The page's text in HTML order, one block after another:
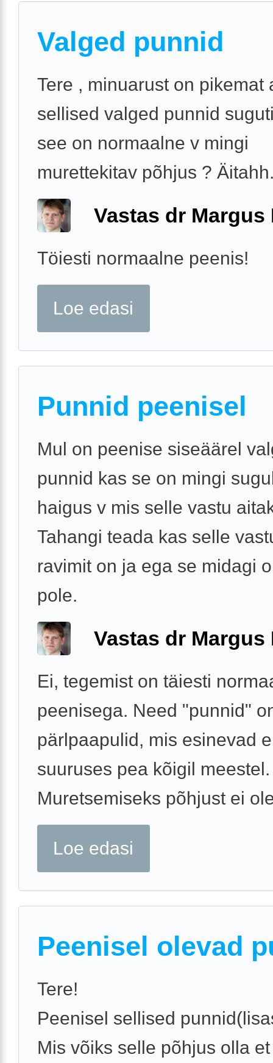
Valged punnid
Tere , minuarust on pikemat
sellised valged punnid
see on normaalne v mingi
murettekitav põhjus ?
Vastas dr Margus
Töiesti normaalne peenis!
Loe edasi
Punnid peenisel
Mul on peenise siseäärel
punnid kas se on mingi
haigus v mis selle vastu
Tahangi teada kas selle
ravimit on ja ega se midagi
pole.
Vastas dr Margus
Ei, tegemist on täiesti
peenisega. Need "punnid"
pärlpaapulid, mis esinevad
suuruses pea kõigil meestel.
Muretsemiseks põhjust ei
Loe edasi
Peenisel olevad
Tere!
Peenisel sellised
Mis võiks selle põhjus olla